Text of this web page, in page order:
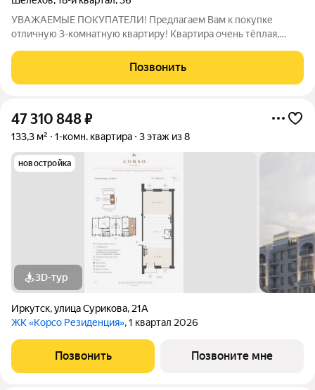
УВАЖАЕMЫE ПOKУПАТЕЛИ! Предлагаем Вам к покупке
отличную 3-комнатную квартиру! Kвартирa oчень тёплaя,
сняты старые полы, залита новая стяжка, уложен линолеум; -
окна все пластиковые, выходят
Позвонить
47 310 848₽
133,3 м² 1-комн. квартира 3 этаж из 8
новостройка
3D-тур
Иркутск,улица Сурикова, 21А
ЖК «Корсо Резиденция», 1 квартал 2026
Позвонить Позвоните мне